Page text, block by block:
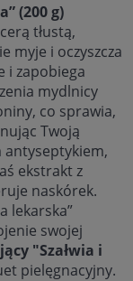
(200 g)
tłustą,
myje i oczyszcza
i zapobiega
mydlnicy
co sprawia,
Twoją
antyseptykiem,
ekstrakt z
naskórek.
lekarska”
swojej
"Szałwia i
pielęgnacyjny.